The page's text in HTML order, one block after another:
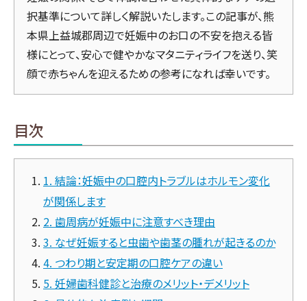
択基準について詳しく解説いたします。この記事が、熊
本県上益城郡周辺で妊娠中のお口の不安を抱える皆
様にとって、安心で健やかなマタニティライフを送り、笑
顔で赤ちゃんを迎えるための参考になれば幸いです。
目次
1. 結論：妊娠中の口腔内トラブルはホルモン変化
が関係します
2. 歯周病が妊娠中に注意すべき理由
3. なぜ妊娠すると虫歯や歯茎の腫れが起きるのか
4. つわり期と安定期の口腔ケアの違い
5. 妊婦歯科健診と治療のメリット・デメリット